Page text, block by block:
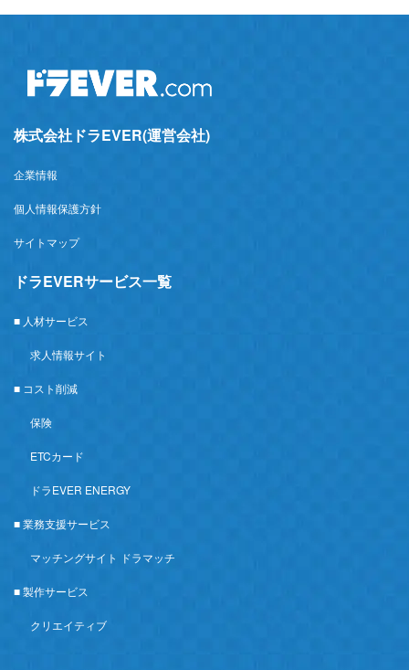
株式会社ドラEVER(運営会社)
企業情報
個人情報保護方針
サイトマップ
ドラEVERサービス一覧
■ 人材サービス
求人情報サイト
■ コスト削減
保険
ETCカード
ドラEVER ENERGY
■ 業務支援サービス
マッチングサイト ドラマッチ
■ 製作サービス
クリエイティブ